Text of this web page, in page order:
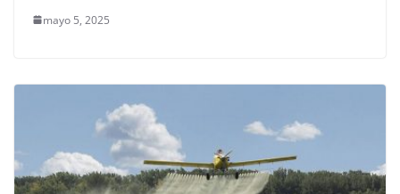
mayo 5, 2025